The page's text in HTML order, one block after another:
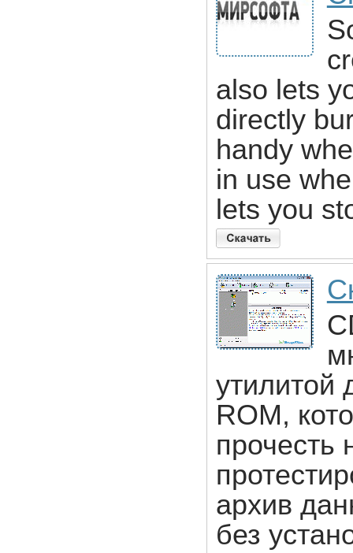
also lets
directly
handy
in use
lets you
утилитой
ROM,
прочесть
архив
без